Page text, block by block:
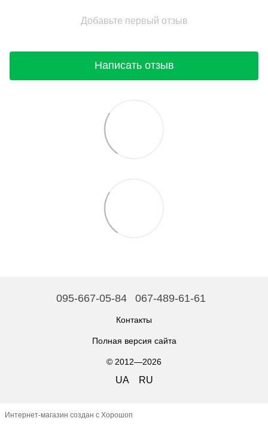
Добавьте первый отзыв
Написать отзыв
095-667-05-84 067-489-61-61
Контакты
Полная версия сайта
© 2012—2026
UA RU
Интернет-магазин создан с Хорошоп